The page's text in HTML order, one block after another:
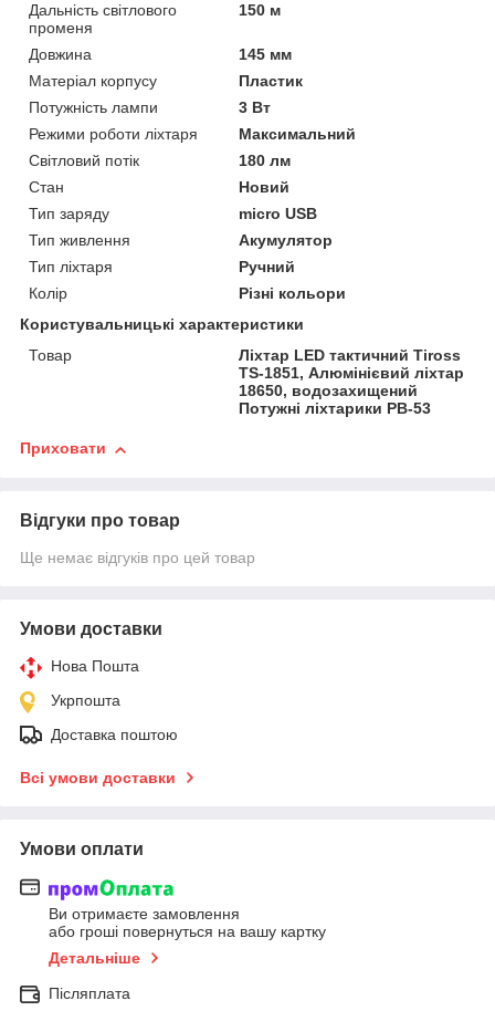
Дальність світлового
променя
150 м
Довжина
145 мм
Матеріал корпусу
Пластик
Потужність лампи
3 Вт
Режими роботи ліхтаря
Максимальний
Світловий потік
180 лм
Стан
Новий
Тип заряду
micro USB
Тип живлення
Акумулятор
Тип ліхтаря
Ручний
Колір
Різні кольори
Користувальницькі характеристики
Товар
Ліхтар LED тактичний Tiross
TS-1851, Алюмінієвий ліхтар
18650, водозахищений
Потужні ліхтарики PB-53
Приховати
Відгуки про товар
Ще немає відгуків про цей товар
Умови доставки
Нова Пошта
Укрпошта
Доставка поштою
Всі умови доставки
Умови оплати
Ви отримаєте замовлення
або гроші повернуться на вашу картку
Детальніше
Післяплата